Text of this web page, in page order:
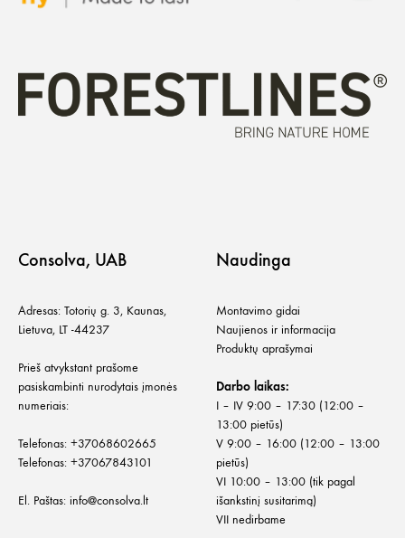
Consolva, UAB
Adresas: Totorių g. 3, Kaunas,
Lietuva, LT -44237
Prieš atvykstant prašome
pasiskambinti nurodytais įmonės
numeriais:
Telefonas: +37068602665
Telefonas: +37067843101
El. Paštas: info@consolva.lt
Naudinga
Montavimo gidai
Naujienos ir informacija
Produktų aprašymai
Darbo laikas:
I – IV 9:00 – 17:30 (12:00 –
13:00 pietūs)
V 9:00 – 16:00 (12:00 – 13:00
pietūs)
VI 10:00 – 13:00 (tik pagal
išankstinį susitarimą)
VII nedirbame